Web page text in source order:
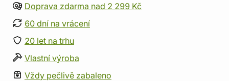
Doprava zdarma nad 2 299 Kč
60 dní na vrácení
20 let na trhu
Vlastní výroba
Vždy pečlivě zabaleno